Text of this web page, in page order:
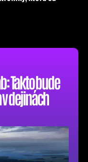
Takto bude
dejinách